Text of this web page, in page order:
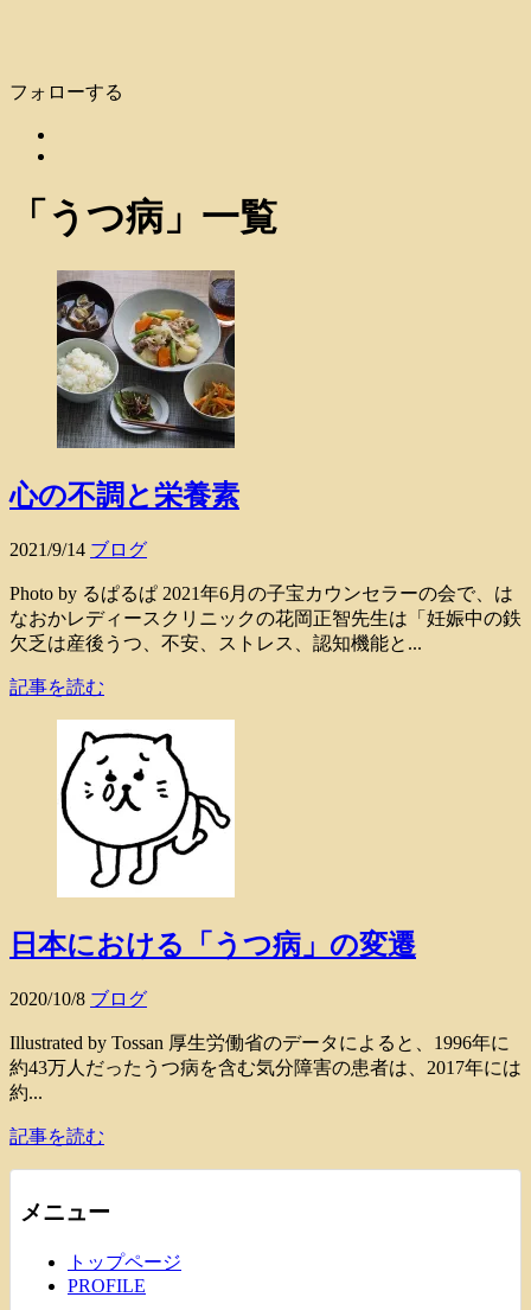
フォローする
「 うつ病 」 一覧
心の不調と栄養素
2021/9/14 ブログ
Photo by るぱるぱ 2021年6月の子宝カウンセラーの会で、は
なおかレディースクリニックの花岡正智先生は「妊娠中の鉄
欠乏は産後うつ、不安、ストレス、認知機能と...
記事を読む
日本における「うつ病」の変遷
2020/10/8 ブログ
Illustrated by Tossan 厚生労働省のデータによると、1996年に
約43万人だったうつ病を含む気分障害の患者は、2017年には
約...
記事を読む
メニュー
トップページ
PROFILE